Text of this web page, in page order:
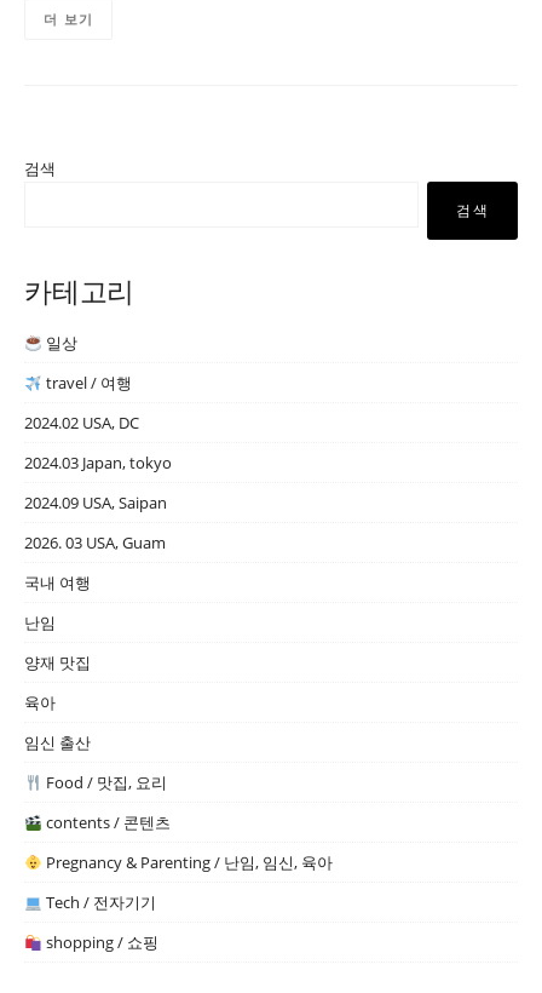
더 보기
검색
검색
카테고리
일상
travel / 여행
2024.02 USA, DC
2024.03 Japan, tokyo
2024.09 USA, Saipan
2026. 03 USA, Guam
국내 여행
난임
양재 맛집
육아
임신 출산
Food / 맛집, 요리
contents / 콘텐츠
Pregnancy & Parenting / 난임, 임신, 육아
Tech / 전자기기
shopping / 쇼핑